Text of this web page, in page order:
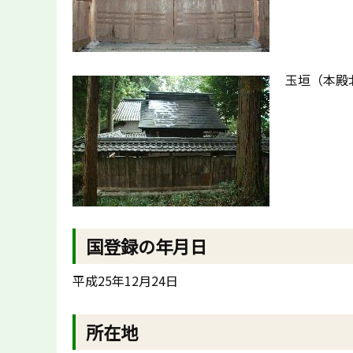
玉垣（本殿
国登録の年月日
平成25年12月24日
所在地